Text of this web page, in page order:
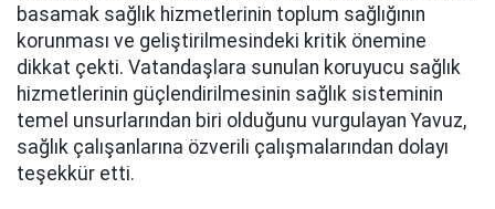
basamak sağlık hizmetlerinin toplum sağlığının
korunması ve geliştirilmesindeki kritik önemine
dikkat çekti. Vatandaşlara sunulan koruyucu sağlık
hizmetlerinin güçlendirilmesinin sağlık sisteminin
temel unsurlarından biri olduğunu vurgulayan Yavuz,
sağlık çalışanlarına özverili çalışmalarından dolayı
teşekkür etti.